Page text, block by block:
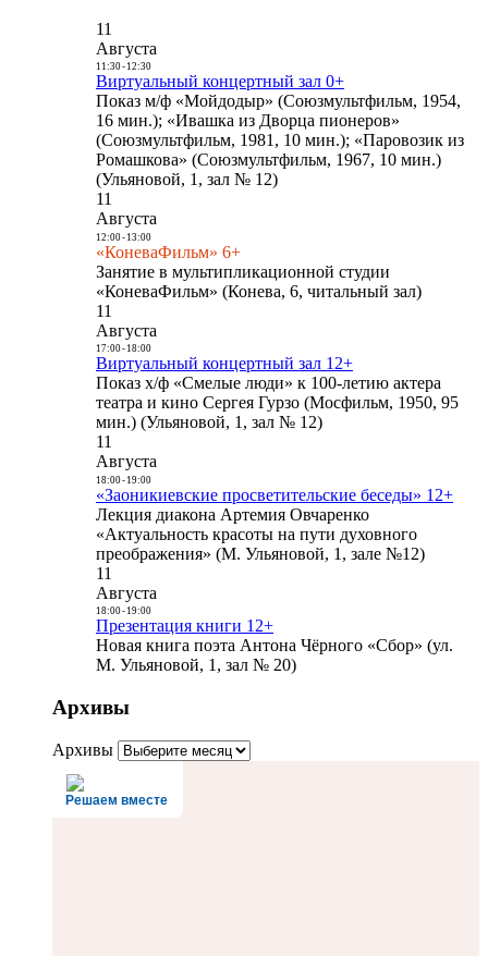
11
Августа
11:30- 12:30
Виртуальный концертный зал 0+
Показ м/ф «Мойдодыр» (Союзмультфильм, 1954,
16 мин.); «Ивашка из Дворца пионеров»
(Союзмультфильм, 1981, 10 мин.); «Паровозик из
Ромашкова» (Союзмультфильм, 1967, 10 мин.)
(Ульяновой, 1, зал № 12)
11
Августа
12:00- 13:00
«КоневаФильм» 6+
Занятие в мультипликационной студии
«КоневаФильм» (Конева, 6, читальный зал)
11
Августа
17:00- 18:00
Виртуальный концертный зал 12+
Показ х/ф «Смелые люди» к 100-летию актера
театра и кино Сергея Гурзо (Мосфильм, 1950, 95
мин.) (Ульяновой, 1, зал № 12)
11
Августа
18:00- 19:00
«Заоникиевские просветительские беседы» 12+
Лекция диакона Артемия Овчаренко
«Актуальность красоты на пути духовного
преображения» (М. Ульяновой, 1, зале №12)
11
Августа
18:00- 19:00
Презентация книги 12+
Новая книга поэта Антона Чёрного «Сбор» (ул.
М. Ульяновой, 1, зал № 20)
Архивы
Архивы
Решаем вместе